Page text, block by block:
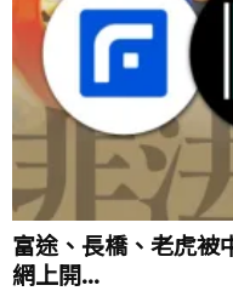
富途、長橋、老虎
網上開...